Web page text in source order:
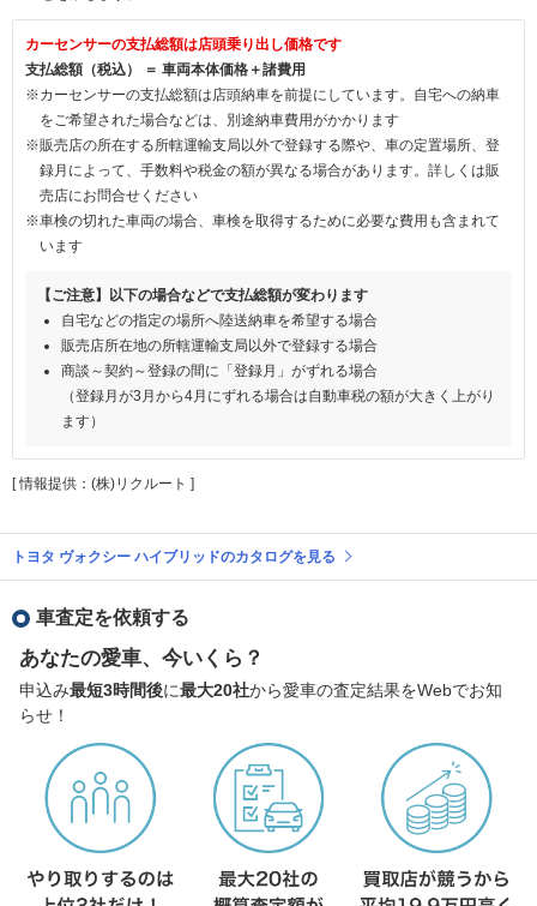
カーセンサーの支払総額は店頭乗り出し価格です
支払総額（税込） ＝ 車両本体価格＋諸費用
※カーセンサーの支払総額は店頭納車を前提にしています。自宅への納車
をご希望された場合などは、別途納車費用がかかります
※販売店の所在する所轄運輸支局以外で登録する際や、車の定置場所、登
録月によって、手数料や税金の額が異なる場合があります。詳しくは販
売店にお問合せください
※車検の切れた車両の場合、車検を取得するために必要な費用も含まれて
います
【ご注意】以下の場合などで支払総額が変わります
自宅などの指定の場所へ陸送納車を希望する場合
販売店所在地の所轄運輸支局以外で登録する場合
商談～契約～登録の間に「登録月」がずれる場合
（登録月が3月から4月にずれる場合は自動車税の額が大きく上がり
ます）
[ 情報提供：(株)リクルート ]
トヨタ ヴォクシー ハイブリッドのカタログを見る
車査定を依頼する
あなたの愛車、今いくら？
申込み最短3時間後に最大20社から愛車の査定結果をWebでお知
らせ！